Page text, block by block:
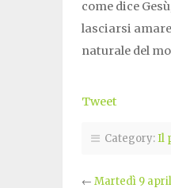
come dice
lasciarsi
naturale del
Tweet
Category:Il
← Martedì 9